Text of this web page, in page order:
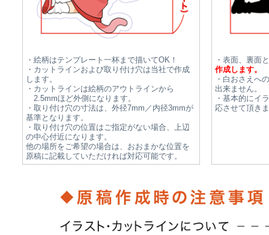
・絵柄はテンプレート一杯まで描いてOK！
・カットラインおよび取り付け穴は当社で作成
します。
・カットラインは絵柄のアウトラインから
2.5mmほど外側になります。
・取り付け穴の寸法は、外径7mm／内径3mmが
基準となります。
・取り付け穴の位置はご指定がない場合、上辺
の中心付近になります。
他の場所をご希望の場合は、おおまかな位置を
原稿に記載していただければ対応可能です。
・表面、裏面
作成します。
・白おさえへ
出来ません。
・基本的にイ
応させて頂き